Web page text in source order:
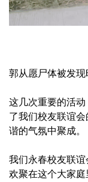
郭从愿尸体被发现
这几次重要的活
了我们校友联谊
谐的气氛中聚成。
我们永春校友联
欢聚在这个大家